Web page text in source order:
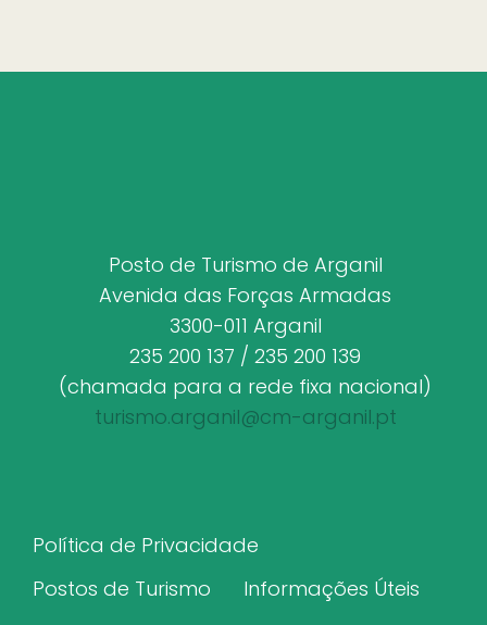
Posto de Turismo de Arganil
Avenida das Forças Armadas
3300-011 Arganil
235 200 137 / 235 200 139
(chamada para a rede fixa nacional)
turismo.arganil@cm-arganil.pt
Política de Privacidade
Postos de Turismo
Informações Úteis